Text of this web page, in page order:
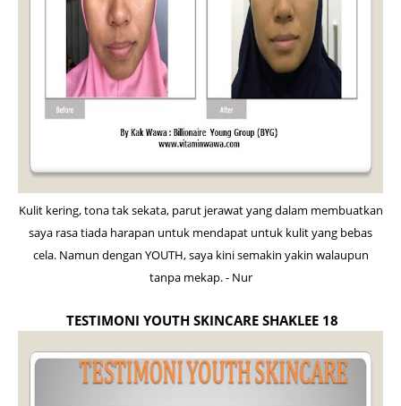
Kulit kering, tona tak sekata, parut jerawat yang dalam membuatkan
saya rasa tiada harapan untuk mendapat untuk kulit yang bebas
cela. Namun dengan YOUTH, saya kini semakin yakin walaupun
tanpa mekap. - Nur
TESTIMONI YOUTH SKINCARE SHAKLEE 18